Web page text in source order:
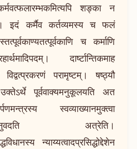
शङ्का न
इदं कर्मैव कर्तव्यमस्य च फलं
च कर्माणि
दार्ष्टान्तिकमाह
परामृष्टम्। षष्ठ्यौ
पूर्ववाक्यमनुकूलयति अत
स्वव्याख्यानमुक्त्वा
अत्रेति।
न्याय्यत्वादप्रसिद्धोद्देशेन